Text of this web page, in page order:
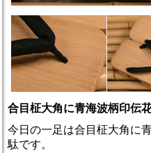
合目柾大角に青海波柄印伝
今日の一足は合目柾大角に
駄です。